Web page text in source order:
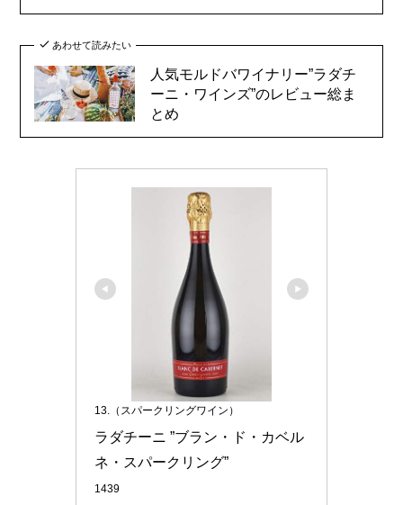
あわせて読みたい
人気モルドバワイナリー”ラダチ
ーニ・ワインズ”のレビュー総ま
とめ
13.（スパークリングワイン）
ラダチーニ ”ブラン・ド・カベル
ネ・スパークリング”
1439